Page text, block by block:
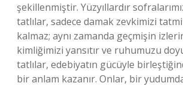
şekillenmiştir. Yüzyıllardır
tatlılar, sadece damak zevkimizi
kalmaz; aynı zamanda geçmişin
kimliğimizi yansıtır ve ruhumuzu
tatlılar, edebiyatın gücüyle
bir anlam kazanır. Onlar, bir